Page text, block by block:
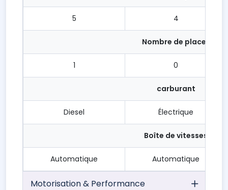
5 4
Nombre de places
1 0
carburant
Diesel Électrique
Boîte de vitesses
Automatique Automatique
Motorisation & Performance